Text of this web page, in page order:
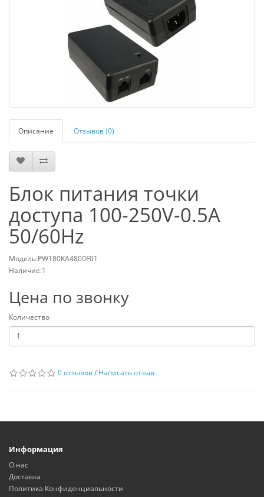
Описание Отзывов (0)
Блок питания точки
доступа 100-250V-0.5A
50/60Hz
Модель:PW180KA4800F01
Наличие:1
Цена по звонку
Количество
0 отзывов/ Написать отзыв
Информация
О нас
Доставка
Политика Конфиденциальности